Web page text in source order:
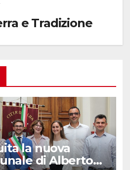
e Tradizione
la nuova
di Alberto